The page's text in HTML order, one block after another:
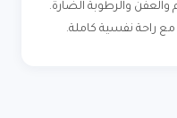
والرطوبة الضارة.
راحة نفسية كاملة.